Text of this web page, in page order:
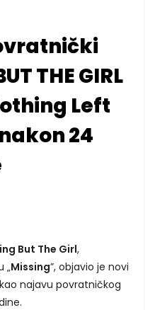
THE GIRL
Left
24
But The Girl,
„Missing”, objavio je novi
najavu povratničkog